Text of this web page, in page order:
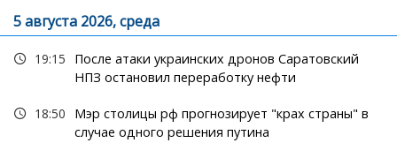
5 августа 2026, среда
19:15
После атаки украинских дронов Саратовский
НПЗ остановил переработку нефти
18:50
Мэр столицы рф прогнозирует "крах страны" в
случае одного решения путина